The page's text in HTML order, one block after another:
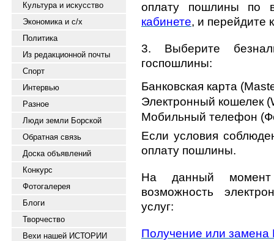
Культура и искусство
Экономика и с/х
Политика
Из редакционной почты
Спорт
Интервью
Разное
Люди земли Борской
Обратная связь
Доска объявлений
Конкурс
Фотогалерея
Блоги
Творчество
Вехи нашей ИСТОРИИ
оплату пошлины по
кабинете, и перейдите
3. Выберите
госпошлины:
Банковская карта
Электронный кошелек
Мобильный телефон
Если условия
оплату пошлины.
На данный момент
возможность
услуг:
Получение или замена